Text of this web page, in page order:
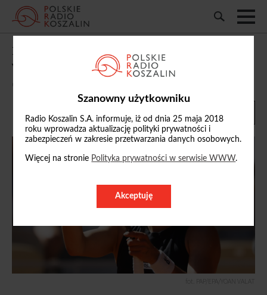
Szanowny użytkowniku
Radio Koszalin S.A. informuje, iż od dnia 25 maja 2018
roku wprowadza aktualizację polityki prywatności i
zabezpieczeń w zakresie przetwarzania danych osobowych.
Więcej na stronie Polityka prywatności w serwisie WWW.
Akceptuję
Maja Chwalińska w ćwierćfinale
wielkoszlemowego French Open
01/06/2026, 16:37